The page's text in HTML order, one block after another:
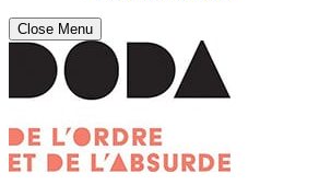
Close Menu